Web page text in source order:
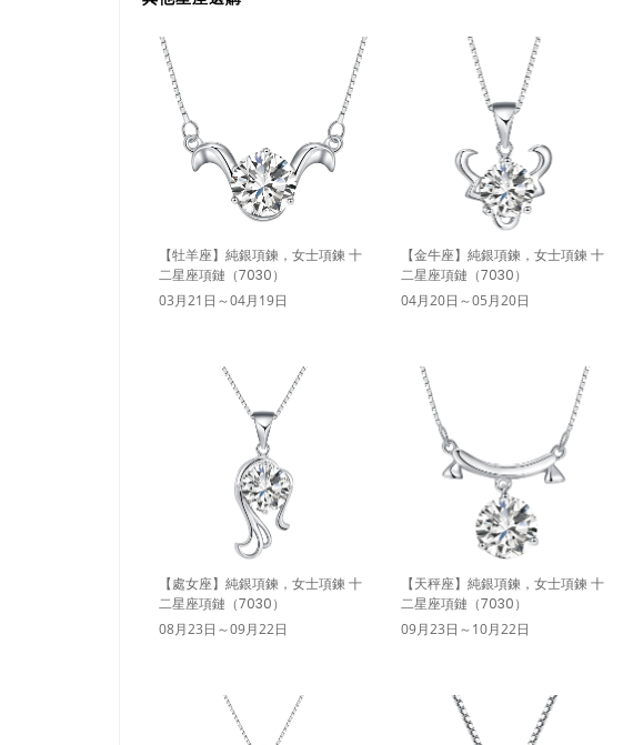
【牡羊座】純銀項鍊，女士項鍊 十
二星座項鏈（7030）
03月21日～04月19日
【金牛座】純銀項鍊，女士項鍊 十
二星座項鏈（7030）
04月20日～05月20日
【處女座】純銀項鍊，女士項鍊 十
二星座項鏈（7030）
08月23日～09月22日
【天秤座】純銀項鍊，女士項鍊 十
二星座項鏈（7030）
09月23日～10月22日